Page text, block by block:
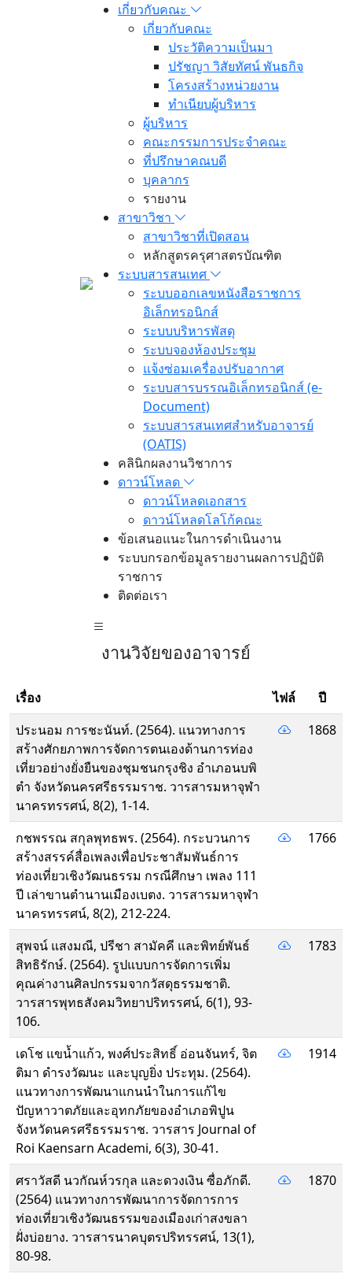
เกี่ยวกับคณะ
เกี่ยวกับคณะ
ประวัติความเป็นมา
ปรัชญา วิสัยทัศน์ พันธกิจ
โครงสร้างหน่วยงาน
ทำเนียบผู้บริหาร
ผู้บริหาร
คณะกรรมการประจำคณะ
ที่ปรึกษาคณบดี
บุคลากร
รายงาน
สาขาวิชา
สาขาวิชาที่เปิดสอน
หลักสูตรครุศาสตรบัณฑิต
ระบบสารสนเทศ
ระบบออกเลขหนังสือราชการ
อิเล็กทรอนิกส์
ระบบบริหารพัสดุ
ระบบจองห้องประชุม
แจ้งซ่อมเครื่องปรับอากาศ
ระบบสารบรรณอิเล็กทรอนิกส์ (e-
Document)
ระบบสารสนเทศสำหรับอาจารย์
(OATIS)
คลินิกผลงานวิชาการ
ดาวน์โหลด
ดาวน์โหลดเอกสาร
ดาวน์โหลดโลโก้คณะ
ข้อเสนอแนะในการดำเนินงาน
ระบบกรอกข้อมูลรายงานผลการปฏิบัติ
ราชการ
ติดต่อเรา
งานวิจัยของอาจารย์
เรื่อง ไฟล์
ปี
ประนอม การชะนันท์. (2564). แนวทางการ
สร้างศักยภาพการจัดการตนเองด้านการท่อง
เที่ยวอย่างยั่งยืนของชุมชนกรุงชิง อำเภอนบพิ
ตำ จังหวัดนครศรีธรรมราช. วารสารมหาจุฬา
นาครทรรศน์, 8(2), 1-14.
1868
กชพรรณ สกุลพุทธพร. (2564). กระบวนการ
สร้างสรรค์สื่อเพลงเพื่อประชาสัมพันธ์การ
ท่องเที่ยวเชิงวัฒนธรรม กรณีศึกษา เพลง 111
ปี เล่าขานตำนานเมืองเบตง. วารสารมหาจุฬา
นาครทรรศน์, 8(2), 212-224.
1766
สุพจน์ แสงมณี, ปรีชา สามัคคี และพิทย์พันธ์
สิทธิรักษ์. (2564). รูปแบบการจัดการเพิ่ม
คุณค่างานศิลปกรรมจากวัสดุธรรมชาติ.
วารสารพุทธสังคมวิทยาปริทรรศน์, 6(1), 93-
106.
1783
เดโช แขน้ำแก้ว, พงศ์ประสิทธิ์ อ่อนจันทร์, จิต
ติมา ดำรงวัฒนะ และบุญยิ่ง ประทุม. (2564).
แนวทางการพัฒนาแกนนำในการแก้ไข
ปัญหาวาตภัยและอุทกภัยของอำเภอพิปูน
จังหวัดนครศรีธรรมราช. วารสาร Journal of
Roi Kaensarn Academi, 6(3), 30-41.
1914
ศราวัสดี นวกัณห์วรกุล และดวงเงิน ซื่อภักดี.
(2564) แนวทางการพัฒนาการจัดการการ
ท่องเที่ยวเชิงวัฒนธรรมของเมืองเก่าสงขลา
ฝั่งบ่อยาง. วารสารนาคบุตรปริทรรศน์, 13(1),
80-98.
1870